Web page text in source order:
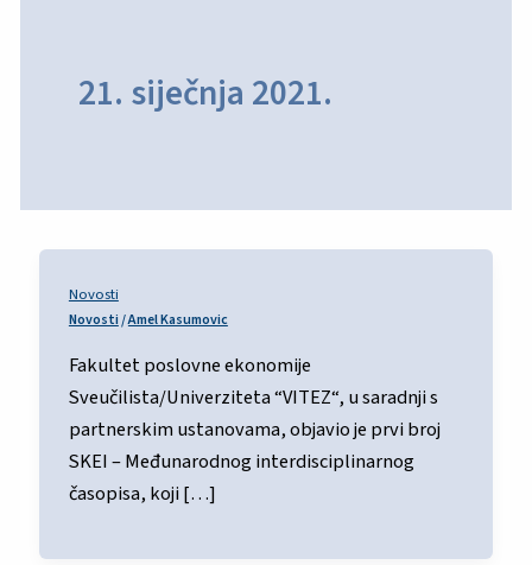
21. siječnja 2021.
Novosti
Novosti/Amel Kasumovic
Fakultet poslovne ekonomije
Sveučilista/Univerziteta “VITEZ“, u saradnji s
partnerskim ustanovama, objavio je prvi broj
SKEI – Međunarodnog interdisciplinarnog
časopisa, koji […]